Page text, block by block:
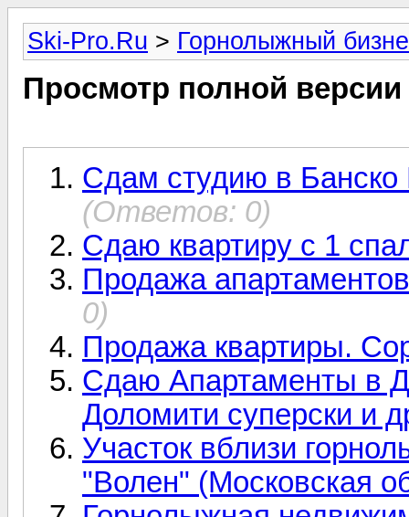
Ski-Pro.Ru > Горнолыжный
Просмотр полной
Сдам студию в Банско
(Ответов: 0)
Сдаю квартиру с 1
Продажа
0)
Продажа квартиры.
Сдаю Апартаменты в
Доломити суперски и
Участок вблизи
"Волен" (Московская